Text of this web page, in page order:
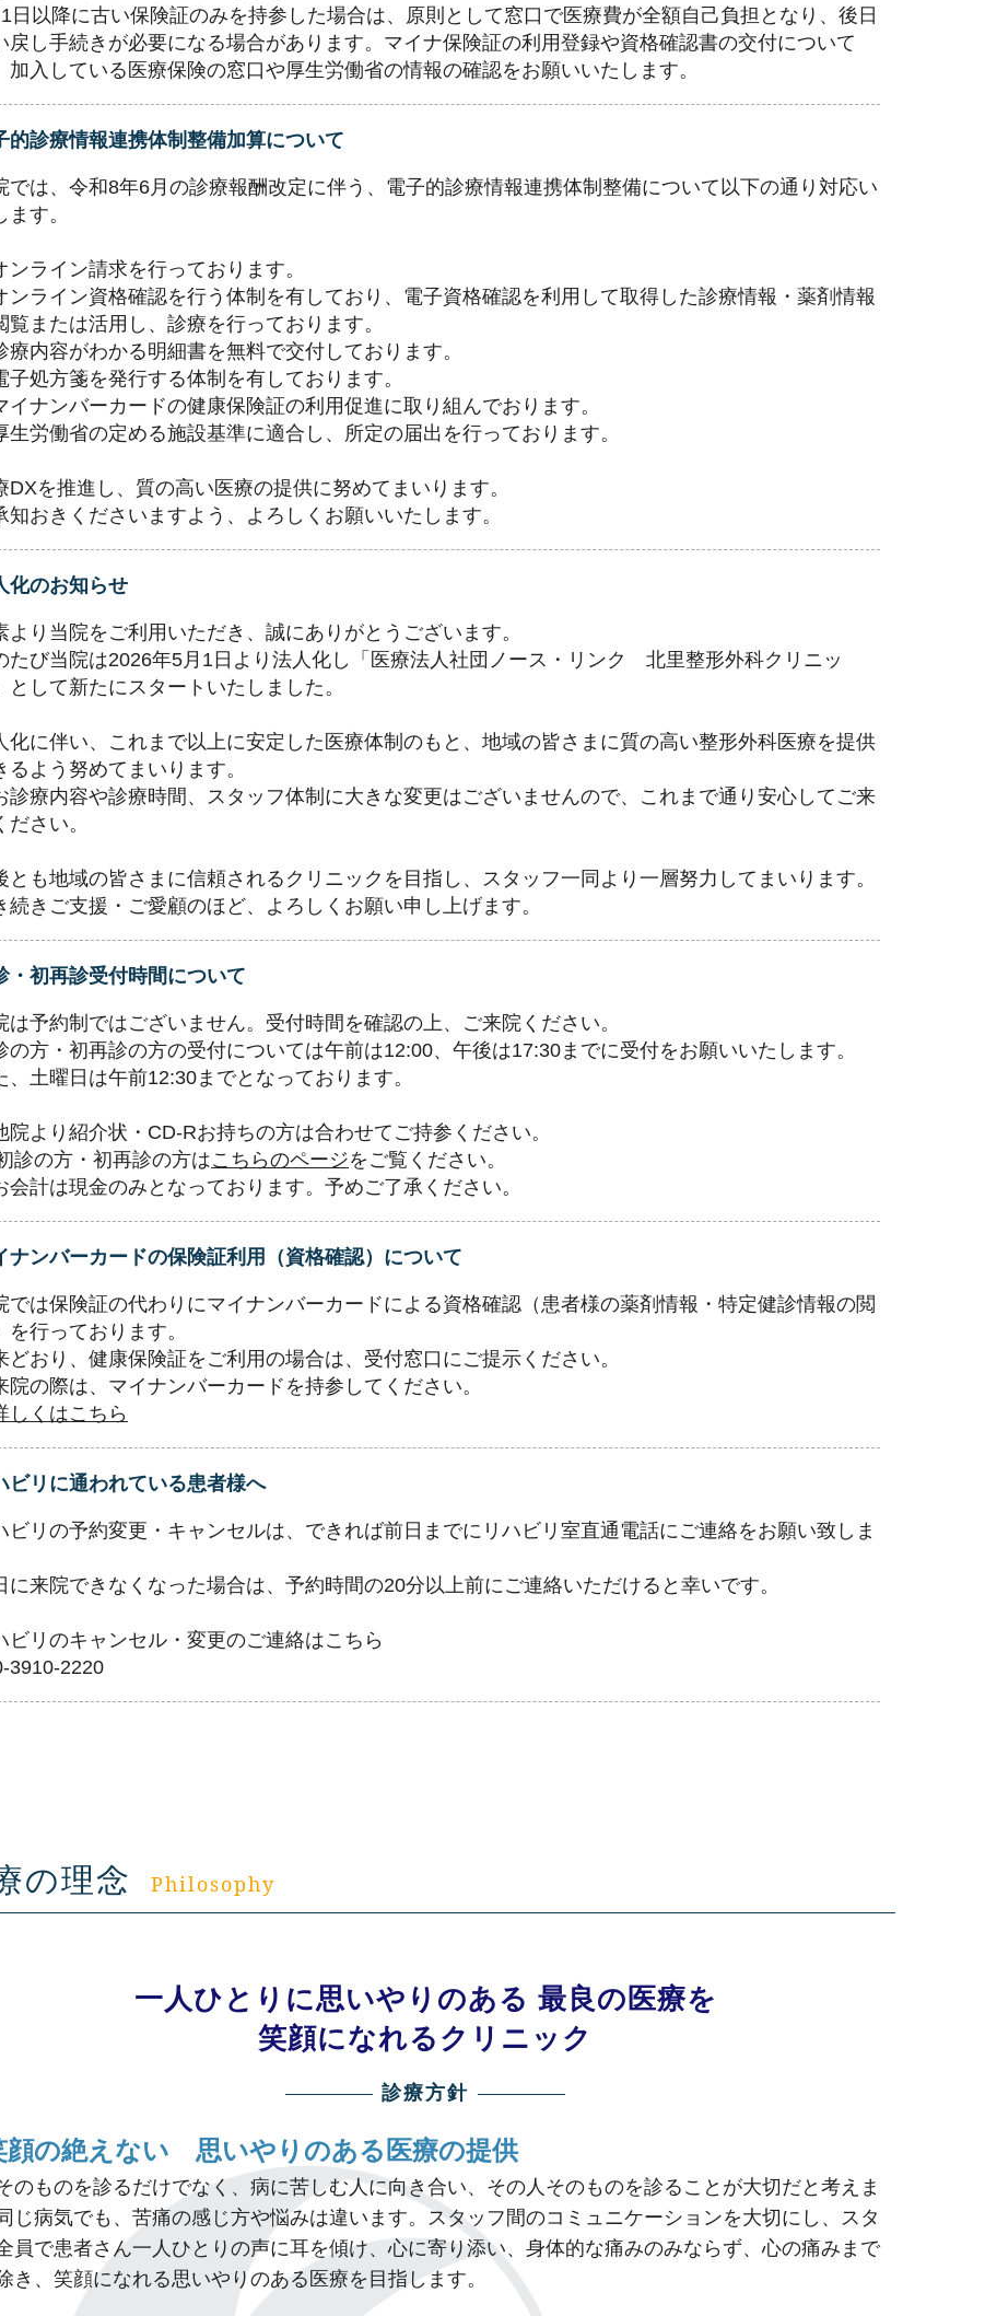
日以降に古い保険証のみを持参した場合は、原則として窓口で医療費が全額自己負担となり、後日
戻し手続きが必要になる場合があります。マイナ保険証の利用登録や資格確認書の交付について
加入している医療保険の窓口や厚生労働省の情報の確認をお願いいたします。
的診療情報連携体制整備加算について
では、令和8年6月の診療報酬改定に伴う、電子的診療情報連携体制整備について以下の通り対応い
ます。
ンライン請求を行っております。
ンライン資格確認を行う体制を有しており、電子資格確認を利用して取得した診療情報・薬剤情報
覧または活用し、診療を行っております。
療内容がわかる明細書を無料で交付しております。
子処方箋を発行する体制を有しております。
イナンバーカードの健康保険証の利用促進に取り組んでおります。
生労働省の定める施設基準に適合し、所定の届出を行っております。
DXを推進し、質の高い医療の提供に努めてまいります。
知おきくださいますよう、よろしくお願いいたします。
化のお知らせ
より当院をご利用いただき、誠にありがとうございます。
たび当院は2026年5月1日より法人化し「医療法人社団ノース・リンク 北里整形外科クリニッ
として新たにスタートいたしました。
化に伴い、これまで以上に安定した医療体制のもと、地域の皆さまに質の高い整形外科医療を提供
るよう努めてまいります。
診療内容や診療時間、スタッフ体制に大きな変更はございませんので、これまで通り安心してご来
ださい。
とも地域の皆さまに信頼されるクリニックを目指し、スタッフ一同より一層努力してまいります。
続きご支援・ご愛顧のほど、よろしくお願い申し上げます。
・初再診受付時間について
は予約制ではございません。受付時間を確認の上、ご来院ください。
の方・初再診の方の受付については午前は12:00、午後は17:30までに受付をお願いいたします。
、土曜日は午前12:30までとなっております。
より紹介状・CD-Rお持ちの方は合わせてご持参ください。
診の方・初再診の方はこちらのページをご覧ください。
計は現金のみとなっております。予めご了承ください。
ナンバーカードの保険証利用（資格確認）について
では保険証の代わりにマイナンバーカードによる資格確認（患者様の薬剤情報・特定健診情報の閲
を行っております。
どおり、健康保険証をご利用の場合は、受付窓口にご提示ください。
院の際は、マイナンバーカードを持参してください。
しくはこちら
ビリに通われている患者様へ
ビリの予約変更・キャンセルは、できれば前日までにリハビリ室直通電話にご連絡をお願い致しま
に来院できなくなった場合は、予約時間の20分以上前にご連絡いただけると幸いです。
ビリのキャンセル・変更のご連絡はこちら
3910-2220
の理念 Philosophy
一人ひとりに思いやりのある 最良の医療を
笑顔になれるクリニック
診療方針
の絶えない 思いやりのある医療の提供
のものを診るだけでなく、病に苦しむ人に向き合い、その人そのものを診ることが大切だと考えま
じ病気でも、苦痛の感じ方や悩みは違います。スタッフ間のコミュニケーションを大切にし、スタ
員で患者さん一人ひとりの声に耳を傾け、心に寄り添い、身体的な痛みのみならず、心の痛みまで
き、笑顔になれる思いやりのある医療を目指します。